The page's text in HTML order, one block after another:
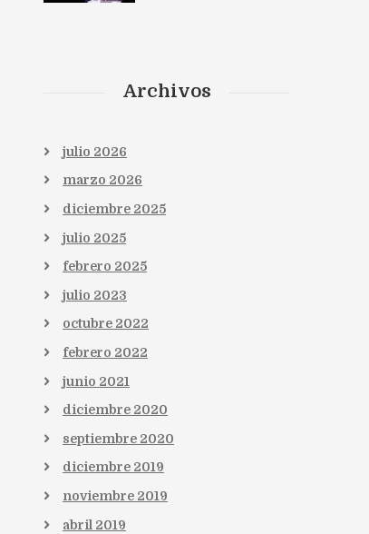
Archivos
julio 2026
marzo 2026
diciembre 2025
julio 2025
febrero 2025
julio 2023
octubre 2022
febrero 2022
junio 2021
diciembre 2020
septiembre 2020
diciembre 2019
noviembre 2019
abril 2019